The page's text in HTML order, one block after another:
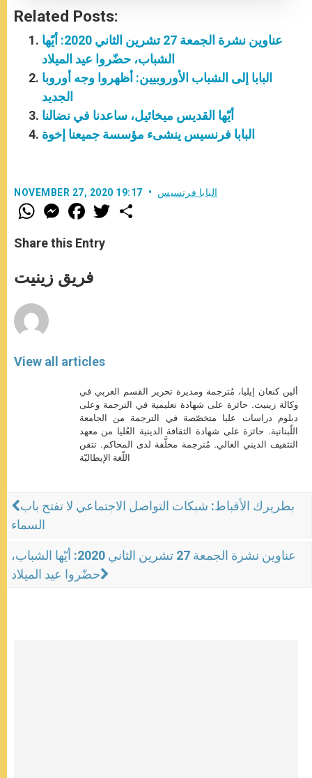
Related Posts:
عناوين نشرة الجمعة 27 تشرين الثاني 2020: أيّها
الشباب، حضّروا عيد الميلاد
البابا إلى الشباب الأوروبيين: أظهروا وجه أوروبا
الجديد
أيّها القديس ميخائيل، ساعدنا في نضالنا
البابا فرنسيس ينشىء مؤسسة جميعنا إخوة
NOVEMBER 27, 2020 19:17 البابا فرنسيس
W
h
t
s
p
p
M
e
s
e
g
e
F
a
e
b
o
k
w
Share this Entry
فريق زينيت
View all articles
ألين كنعان إيليا، مُترجمة ومديرة تحرير القسم العربي في
وكالة زينيت. حائزة على شهادة تعليمية في الترجمة وعلى
دبلوم دراسات عليا متخصّصة في الترجمة من الجامعة
اللّبنانية. حائزة على شهادة الثقافة الدينية العُليا من معهد
التثقيف الديني العالي. مُترجمة محلَّفة لدى المحاكم. تتقن
اللّغة الإيطاليّة
بطريرك الأقباط: شبكات التواصل الاجتماعي لا تفتح باب
السماء
عناوين نشرة الجمعة 27 تشرين الثاني 2020: أيّها الشباب،
حضّروا عيد الميلاد